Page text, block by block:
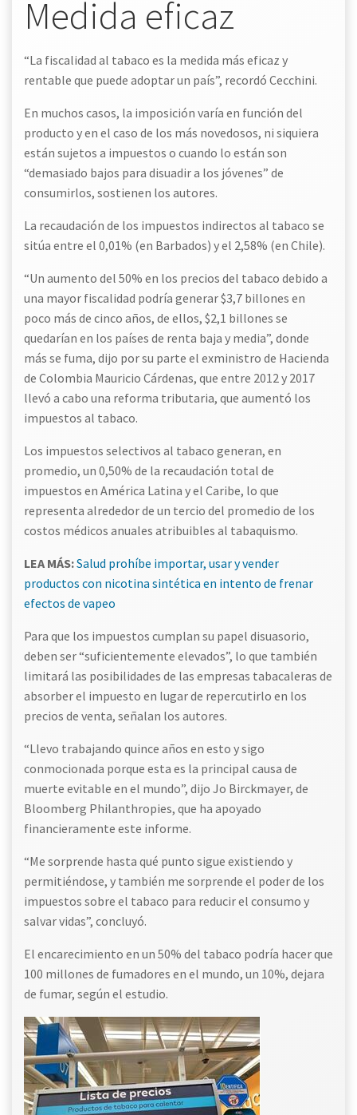
Medida eficaz
“La fiscalidad al tabaco es la medida más eficaz y
rentable que puede adoptar un país”, recordó Cecchini.
En muchos casos, la imposición varía en función del
producto y en el caso de los más novedosos, ni siquiera
están sujetos a impuestos o cuando lo están son
“demasiado bajos para disuadir a los jóvenes” de
consumirlos, sostienen los autores.
La recaudación de los impuestos indirectos al tabaco se
sitúa entre el 0,01% (en Barbados) y el 2,58% (en Chile).
“Un aumento del 50% en los precios del tabaco debido a
una mayor fiscalidad podría generar $3,7 billones en
poco más de cinco años, de ellos, $2,1 billones se
quedarían en los países de renta baja y media”, donde
más se fuma, dijo por su parte el exministro de Hacienda
de Colombia Mauricio Cárdenas, que entre 2012 y 2017
llevó a cabo una reforma tributaria, que aumentó los
impuestos al tabaco.
Los impuestos selectivos al tabaco generan, en
promedio, un 0,50% de la recaudación total de
impuestos en América Latina y el Caribe, lo que
representa alrededor de un tercio del promedio de los
costos médicos anuales atribuibles al tabaquismo.
LEA MÁS:Salud prohíbe importar, usar y vender
productos con nicotina sintética en intento de frenar
efectos de vapeo
Para que los impuestos cumplan su papel disuasorio,
deben ser “suficientemente elevados”, lo que también
limitará las posibilidades de las empresas tabacaleras de
absorber el impuesto en lugar de repercutirlo en los
precios de venta, señalan los autores.
“Llevo trabajando quince años en esto y sigo
conmocionada porque esta es la principal causa de
muerte evitable en el mundo”, dijo Jo Birckmayer, de
Bloomberg Philanthropies, que ha apoyado
financieramente este informe.
“Me sorprende hasta qué punto sigue existiendo y
permitiéndose, y también me sorprende el poder de los
impuestos sobre el tabaco para reducir el consumo y
salvar vidas”, concluyó.
El encarecimiento en un 50% del tabaco podría hacer que
100 millones de fumadores en el mundo, un 10%, dejara
de fumar, según el estudio.